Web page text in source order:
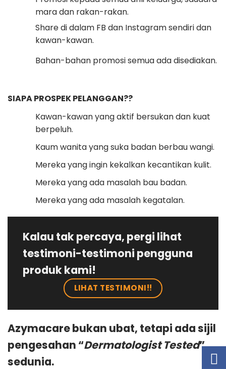
mara dan rakan-rakan.
Share di dalam FB dan Instagram sendiri dan
kawan-kawan.
Bahan-bahan promosi semua ada disediakan.
SIAPA PROSPEK PELANGGAN??
Kawan-kawan yang aktif bersukan dan kuat
berpeluh.
Kaum wanita yang suka badan berbau wangi.
Mereka yang ingin kekalkan kecantikan kulit.
Mereka yang ada masalah bau badan.
Mereka yang ada masalah kegatalan.
Kalau tak percaya, pergi lihat
testimoni-testimoni pengguna
produk kami!
LIHAT TESTIMONI!!
Azymacare bukan ubat, tetapi ada sijil
pengesahan “Dermatologist Tested”
sedunia.